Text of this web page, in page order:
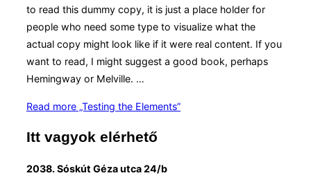
to read this dummy copy, it is just a place holder for
people who need some type to visualize what the
actual copy might look like if it were real content. If you
want to read, I might suggest a good book, perhaps
Hemingway or Melville. …
Read more „Testing the Elements”
Itt vagyok elérhető
2038. Sóskút Géza utca 24/b